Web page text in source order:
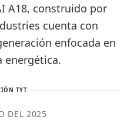
A18, construido por
cuenta con
enfocada en
energética.
TYT
DEL 2025